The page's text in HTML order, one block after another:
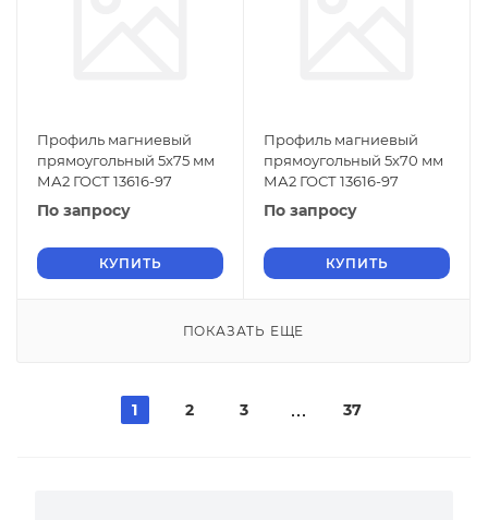
Профиль магниевый
прямоугольный 5х75 мм
МА2 ГОСТ 13616-97
По запросу
КУПИТЬ
Профиль магниевый
прямоугольный 5х70 мм
МА2 ГОСТ 13616-97
По запросу
КУПИТЬ
ПОКАЗАТЬ ЕЩЕ
1 2 3 37